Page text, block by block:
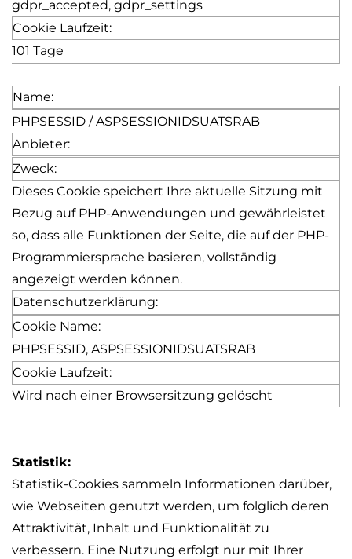
gdpr_accepted, gdpr_settings
Cookie Laufzeit:
101 Tage
Name:
PHPSESSID / ASPSESSIONIDSUATSRAB
Anbieter:
Zweck:
Dieses Cookie speichert Ihre aktuelle Sitzung mit
Bezug auf PHP-Anwendungen und gewährleistet
so, dass alle Funktionen der Seite, die auf der PHP-
Programmiersprache basieren, vollständig
angezeigt werden können.
Datenschutzerklärung:
Cookie Name:
PHPSESSID, ASPSESSIONIDSUATSRAB
Cookie Laufzeit:
Wird nach einer Browsersitzung gelöscht
Statistik:
Statistik-Cookies sammeln Informationen darüber,
wie Webseiten genutzt werden, um folglich deren
Attraktivität, Inhalt und Funktionalität zu
verbessern. Eine Nutzung erfolgt nur mit Ihrer